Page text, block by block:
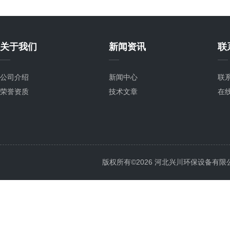
关于我们
公司介绍
荣誉资质
新闻资讯
新闻中心
技术文章
联
联
在
版权所有©2026 河北兴川环保设备有